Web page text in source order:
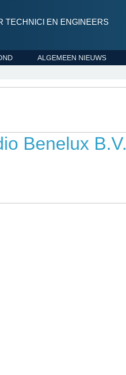
TECHNICI EN ENGINEERS
ALGEMEEN NIEUWS
Benelux B.V.